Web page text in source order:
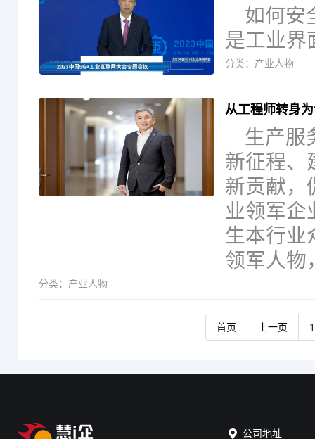
如何安
是工业界
分类： 产业人物
从工程师转身
生产服
新征程、
新贡献，
业领军企
生本行业
领军人物
分类： 产业人物
首页 上一页 1
公司地址